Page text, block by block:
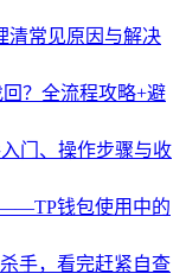
清常见原因与解决
回？全流程攻略+避
门、操作步骤与收
钱包使用中的
手，看完赶紧自查